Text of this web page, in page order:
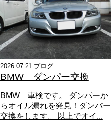
2026.07.21 ブログ
BMW ダンパー交換
BMW 車検です。 ダンパーか
らオイル漏れを発見！ダンパー
交換をします。 以上でオイ...